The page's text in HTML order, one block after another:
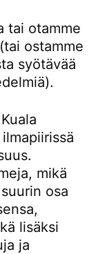
tai otamme
ostamme
syötävää
mikä
osa
lisäksi
ja